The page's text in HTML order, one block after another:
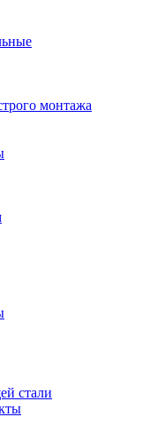
монтажа
стали